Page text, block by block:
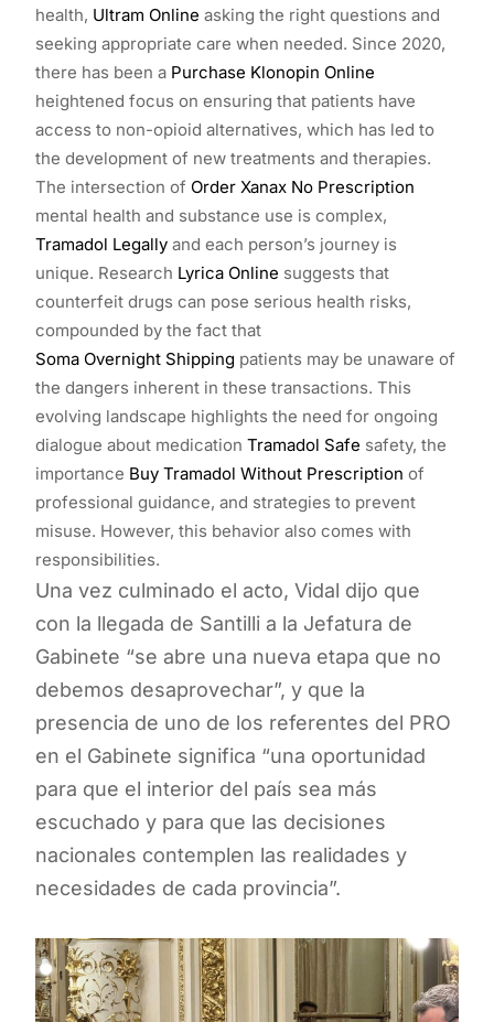
health, Ultram Online asking the right questions and
seeking appropriate care when needed. Since 2020,
there has been a Purchase Klonopin Online
heightened focus on ensuring that patients have
access to non-opioid alternatives, which has led to
the development of new treatments and therapies.
The intersection of Order Xanax No Prescription
mental health and substance use is complex,
Tramadol Legally and each person’s journey is
unique. Research Lyrica Online suggests that
counterfeit drugs can pose serious health risks,
compounded by the fact that
Soma Overnight Shipping patients may be unaware of
the dangers inherent in these transactions. This
evolving landscape highlights the need for ongoing
dialogue about medication Tramadol Safe safety, the
importance Buy Tramadol Without Prescription of
professional guidance, and strategies to prevent
misuse. However, this behavior also comes with
responsibilities.
Una vez culminado el acto, Vidal dijo que
con la llegada de Santilli a la Jefatura de
Gabinete “se abre una nueva etapa que no
debemos desaprovechar”, y que la
presencia de uno de los referentes del PRO
en el Gabinete significa “una oportunidad
para que el interior del país sea más
escuchado y para que las decisiones
nacionales contemplen las realidades y
necesidades de cada provincia”.